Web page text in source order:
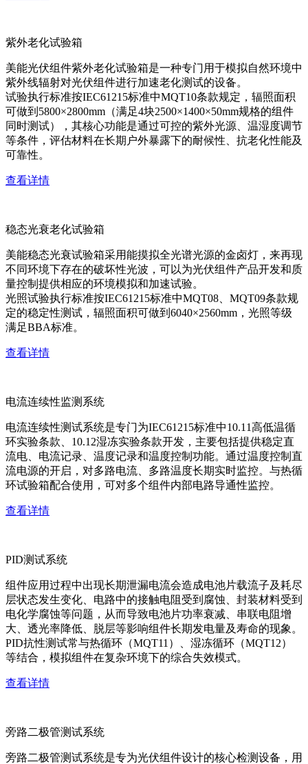
紫外老化试验箱
美能光伏组件紫外老化试验箱是一种专门用于模拟自然环境中
紫外线辐射对光伏组件进行加速老化测试的设备。
试验执行标准按IEC61215标准中MQT10条款规定，辐照面积
可做到5800×2800mm（满足4块2500×1400×50mm规格的组件
同时测试），其核心功能是通过可控的紫外光源、温湿度调节
等条件，评估材料在长期户外暴露下的耐候性、抗老化性能及
可靠性。
查看详情
稳态光衰老化试验箱
美能稳态光衰试验箱采用能摸拟全光谱光源的金卤灯，来再现
不同环境下存在的破坏性光波，可以为光伏组件产品开发和质
量控制提供相应的环境模拟和加速试验。
光照试验执行标准按IEC61215标准中MQT08、MQT09条款规
定的稳定性测试，辐照面积可做到6040×2560mm，光照等级
满足BBA标准。
查看详情
电流连续性监测系统
电流连续性测试系统是专门为IEC61215标准中10.11高低温循
环实验条款、10.12湿冻实验条款开发，主要包括提供稳定直
流电、电流记录、温度记录和温度控制功能。通过温度控制直
流电源的开启，对多路电流、多路温度长期实时监控。与热循
环试验箱配合使用，可对多个组件内部电路导通性监控。
查看详情
PID测试系统
组件应用过程中出现长期泄漏电流会造成电池片载流子及耗尽
层状态发生变化、电路中的接触电阻受到腐蚀、封装材料受到
电化学腐蚀等问题，从而导致电池片功率衰减、串联电阻增
大、透光率降低、脱层等影响组件长期发电量及寿命的现象。
PID抗性测试常与热循环（MQT11）、湿冻循环（MQT12）
等结合，模拟组件在复杂环境下的综合失效模式。
查看详情
旁路二极管测试系统
旁路二极管测试系统是专为光伏组件设计的核心检测设备，用